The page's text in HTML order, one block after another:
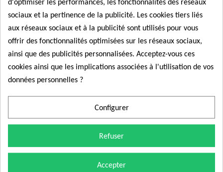
Nexcom fournit aux professionnels et particuliers des
capteurs et composants électroniques automobiles
fiables, conformes aux normes des constructeurs et
livrés rapidement.
sociaux et la pertinence de la publicité. Les cookies tiers liés
aux réseaux sociaux et à la publicité sont utilisés pour vous
offrir des fonctionnalités optimisées sur les réseaux sociaux,
ainsi que des publicités personnalisées. Acceptez-vous ces
cookies ainsi que les implications associées à l'utilisation de vos
données personnelles ?
Configurer
Refuser
Accepter